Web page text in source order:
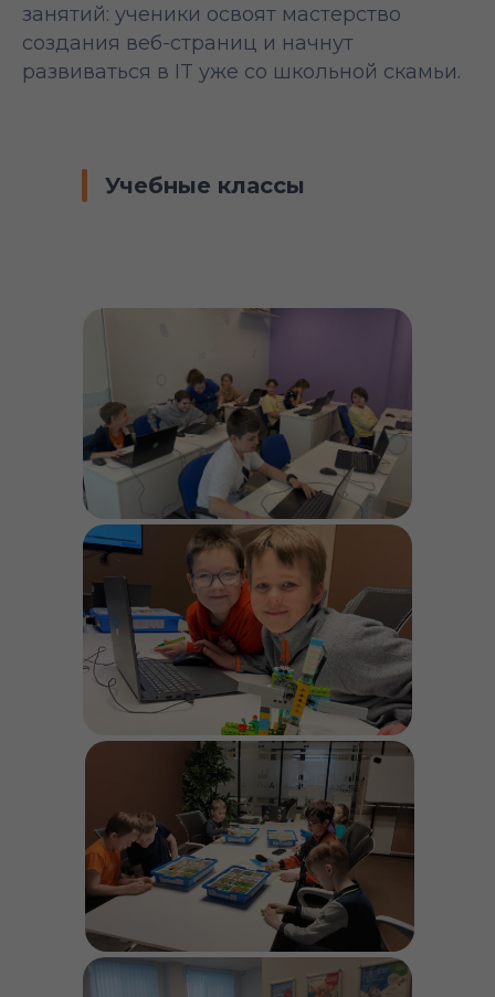
занятий: ученики освоят мастерство
создания веб-страниц и начнут
развиваться в IT уже со школьной скамьи.
Учебные классы